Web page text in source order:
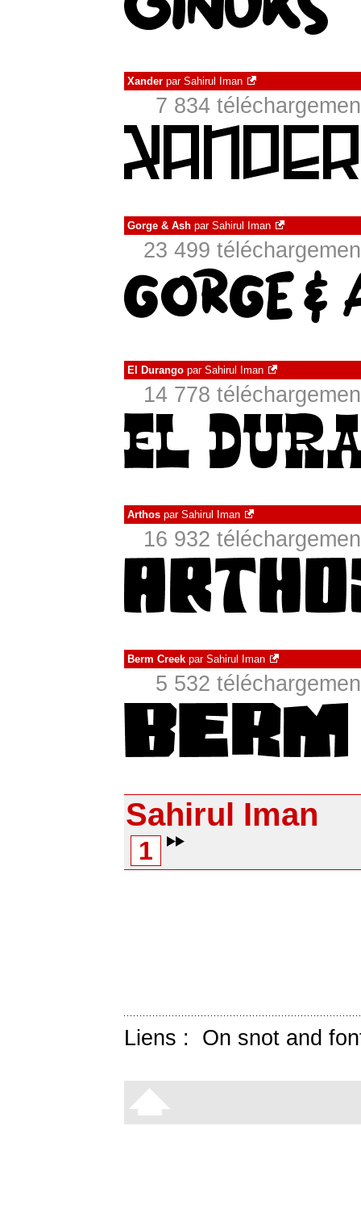
Xander par Sahirul Iman
7 834
Gorge & Ash par Sahirul Iman
23 499
El Durango par Sahirul Iman
14 778
Arthos par Sahirul Iman
16 932
Berm Creek par Sahirul Iman
5 532
Sahirul Iman
1
Liens : On snot and